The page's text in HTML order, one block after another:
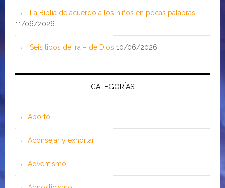
La Biblia de acuerdo a los niños en pocas palabras
11/06/2026
Seis tipos de ira – de Dios 10/06/2026
CATEGORÍAS
Aborto
Aconsejar y exhortar
Adventismo